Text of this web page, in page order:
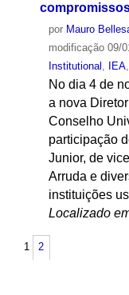
por Mauro
modificação09/
Institutional , IEA,
No dia 4 de
a nova
Conselho
participação
Junior, de
Arruda e
instituições
Localizado
1 2